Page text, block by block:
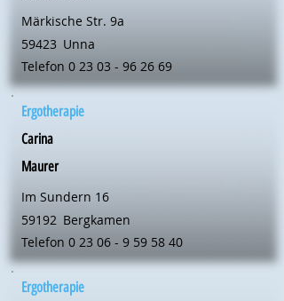
Märkische Str. 9a
59423 Unna
Telefon 0 23 03 - 96 26 69
Ergotherapie
Carina
Maurer
Im Sundern 16
59192 Bergkamen
Telefon 0 23 06 - 9 59 58 40
Ergotherapie